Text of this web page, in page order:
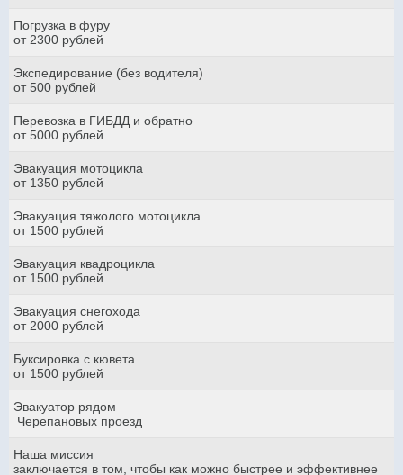
Погрузка в фуру
от 2300 рублей
Экспедирование (без водителя)
от 500 рублей
Перевозка в ГИБДД и обратно
от 5000 рублей
Эвакуация мотоцикла
от 1350 рублей
Эвакуация тяжолого мотоцикла
от 1500 рублей
Эвакуация квадроцикла
от 1500 рублей
Эвакуация снегохода
от 2000 рублей
Буксировка с кювета
от 1500 рублей
Эвакуатор рядом
Черепановых проезд
Наша миссия
заключается в том, чтобы как можно быстрее и эффективнее